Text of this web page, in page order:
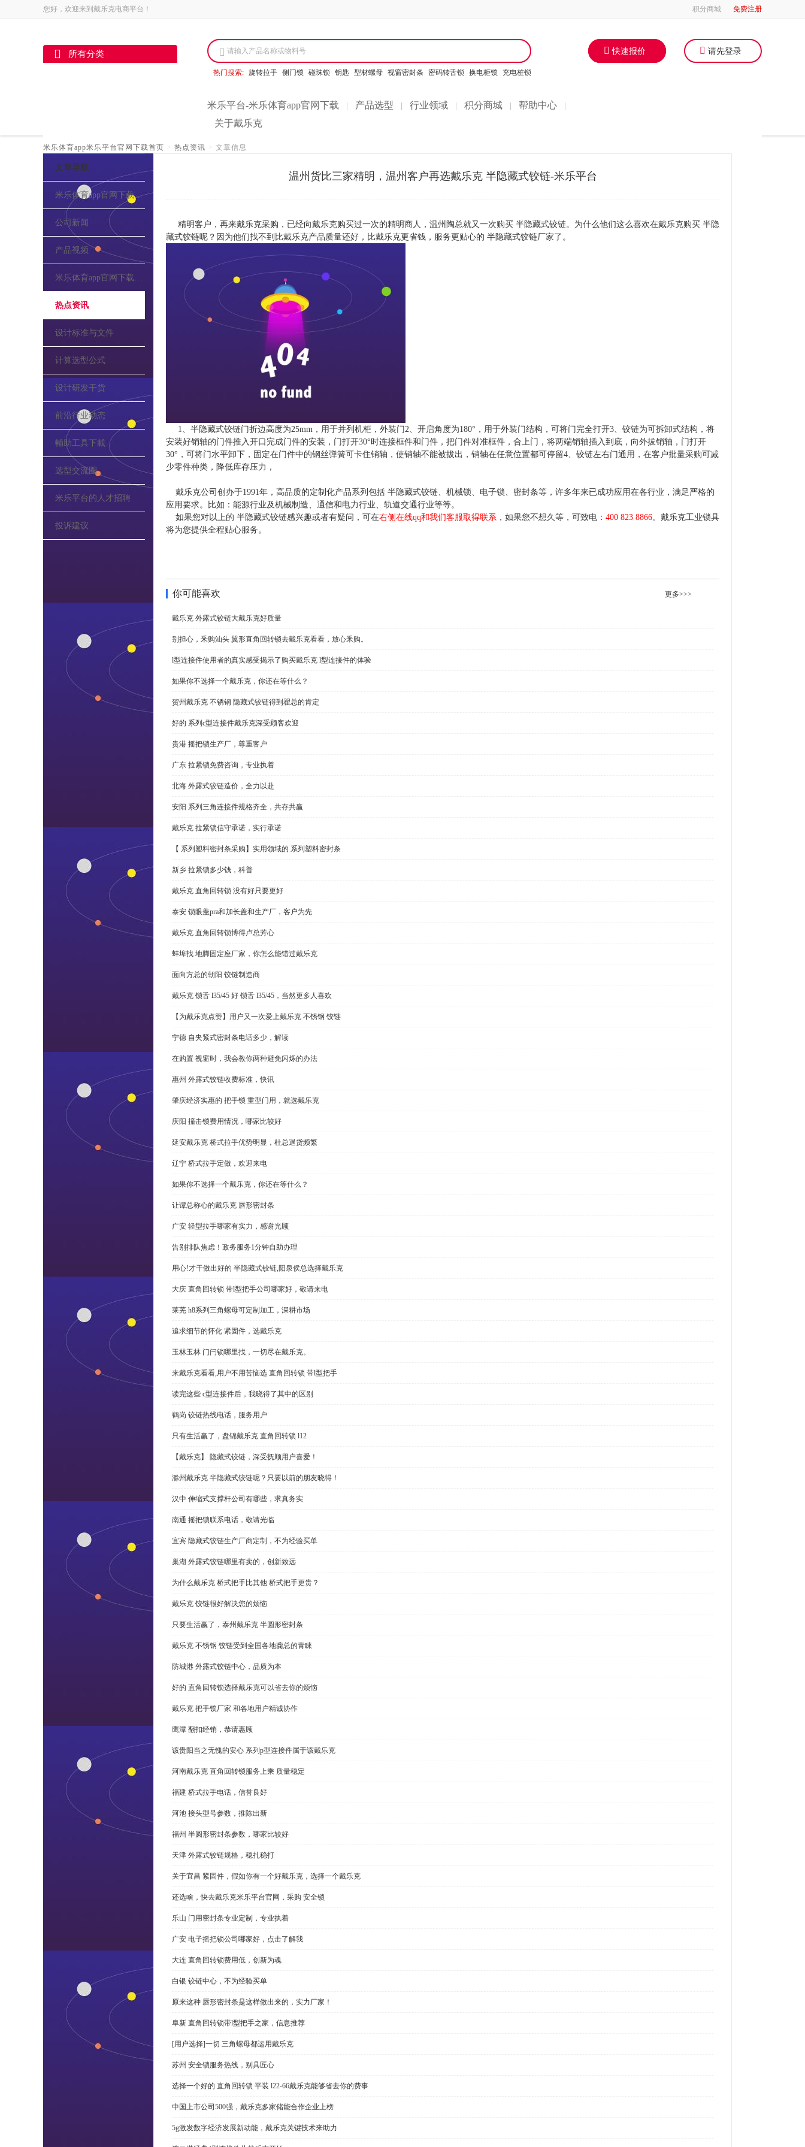
您好，欢迎来到戴乐克电商平台！ 积分商城 免费注册
所有分类 请输入产品名称或物料号
热门搜索: 旋转拉手 侧门锁 碰珠锁 钥匙 型材螺母 视窗密封条 密码转舌锁 换电柜锁 充电桩锁
米乐平台-米乐体育app官网下载 产品选型 行业领域 积分商城 帮助中心
关于戴乐克
快速报价 请先登录
米乐体育app米乐平台官网下载首页 > 热点资讯 > 文章信息
文章导航
米乐体育app官网下载的介绍
公司新闻
产品视频
米乐体育app官网下载的公告
热点资讯
设计标准与文件
计算选型公式
设计研发干货
前沿行业动态
輔助工具下載
选型交流圈
米乐平台的人才招聘
投诉建议
温州货比三家精明，温州客户再选戴乐克 半隐藏式铰链-米乐平台
精明客户，再来戴乐克采购，已经向戴乐克购买过一次的精明商人，温州陶总就又一次购买 半隐藏式铰链。为什么他们这么喜欢在戴乐克购买 半隐
藏式铰链呢？因为他们找不到比戴乐克产品质量还好，比戴乐克更省钱，服务更贴心的 半隐藏式铰链厂家了。
1、半隐藏式铰链门折边高度为25mm，用于并列机柜，外装门2、开启角度为180°，用于外装门结构，可将门完全打开3、铰链为可拆卸式结构，将
安装好销轴的门件推入开口完成门件的安装，门打开30°时连接框件和门件，把门件对准框件，合上门，将两端销轴插入到底，向外拔销轴，门打开
30°，可将门水平卸下，固定在门件中的钢丝弹簧可卡住销轴，使销轴不能被拔出，销轴在任意位置都可停留4、铰链左右门通用，在客户批量采购可减
少零件种类，降低库存压力，
戴乐克公司创办于1991年，高品质的定制化产品系列包括 半隐藏式铰链、机械锁、电子锁、密封条等，许多年来已成功应用在各行业，满足严格的
应用要求。比如：能源行业及机械制造、通信和电力行业、轨道交通行业等等。
如果您对以上的 半隐藏式铰链感兴趣或者有疑问，可在右侧在线qq和我们客服取得联系 ，如果您不想久等，可致电： 400 823 8866。戴乐克工业锁具
将为您提供全程贴心服务。
你可能喜欢 更多>>>
戴乐克 外露式铰链大戴乐克好质量
别担心，釆购汕头 翼形直角回转锁去戴乐克看看，放心釆购。
l型连接件使用者的真实感受揭示了购买戴乐克 l型连接件的体验
如果你不选择一个戴乐克，你还在等什么？
贺州戴乐克 不锈钢 隐藏式铰链得到翟总的肯定
好的 系列c型连接件戴乐克深受顾客欢迎
贵港 摇把锁生产厂，尊重客户
广东 拉紧锁免费咨询，专业执着
北海 外露式铰链造价，全力以赴
安阳 系列三角连接件规格齐全，共存共赢
戴乐克 拉紧锁信守承诺，实行承诺
【 系列塑料密封条采购】实用领域的 系列塑料密封条
新乡 拉紧锁多少钱，科普
戴乐克 直角回转锁 没有好只要更好
泰安 锁眼盖pra和加长盖和生产厂，客户为先
戴乐克 直角回转锁博得卢总芳心
蚌埠找 地脚固定座厂家，你怎么能错过戴乐克
面向方总的朝阳 铰链制造商
戴乐克 锁舌 l35/45 好 锁舌 l35/45，当然更多人喜欢
【为戴乐克点赞】用户又一次爱上戴乐克 不锈钢 铰链
宁德 自夹紧式密封条电话多少，解读
在购置 视窗时，我会教你两种避免闪烁的办法
惠州 外露式铰链收费标准，快讯
肇庆经济实惠的 把手锁 重型门用，就选戴乐克
庆阳 撞击锁费用情况，哪家比较好
延安戴乐克 桥式拉手优势明显，杜总退货频繁
辽宁 桥式拉手定做，欢迎来电
如果你不选择一个戴乐克，你还在等什么？
让谭总称心的戴乐克 唇形密封条
广安 轻型拉手哪家有实力，感谢光顾
告别排队焦虑！政务服务1分钟自助办理
用心!才干做出好的 半隐藏式铰链,阳泉侯总选择戴乐克
大庆 直角回转锁 带l型把手公司哪家好，敬请来电
莱芜 h8系列三角螺母可定制加工，深耕市场
追求细节的怀化 紧固件，选戴乐克
玉林玉林 门闩锁哪里找，一切尽在戴乐克。
来戴乐克看看,用户不用苦恼选 直角回转锁 带l型把手
读完这些 c型连接件后，我晓得了其中的区别
鹤岗 铰链热线电话，服务用户
只有生活赢了，盘锦戴乐克 直角回转锁 l12
【戴乐克】 隐藏式铰链，深受抚顺用户喜爱！
滁州戴乐克 半隐藏式铰链呢？只要以前的朋友晓得！
汉中 伸缩式支撑杆公司有哪些，求真务实
南通 摇把锁联系电话，敬请光临
宜宾 隐藏式铰链生产厂商定制，不为经验买单
巢湖 外露式铰链哪里有卖的，创新致远
为什么戴乐克 桥式把手比其他 桥式把手更贵？
戴乐克 铰链很好解决您的烦恼
只要生活赢了，泰州戴乐克 半圆形密封条
戴乐克 不锈钢 铰链受到全国各地龚总的青睐
防城港 外露式铰链中心，品质为本
好的 直角回转锁选择戴乐克可以省去你的烦恼
戴乐克 把手锁厂家 和各地用户精诚协作
鹰潭 翻扣经销，恭请惠顾
该贵阳当之无愧的安心 系列p型连接件属于该戴乐克
河南戴乐克 直角回转锁服务上乘 质量稳定
福建 桥式拉手电话，信誉良好
河池 接头型号参数，推陈出新
福州 半圆形密封条参数，哪家比较好
天津 外露式铰链规格，稳扎稳打
关于宜昌 紧固件，假如你有一个好戴乐克，选择一个戴乐克
还选啥，快去戴乐克米乐平台官网，采购 安全锁
乐山 门用密封条专业定制，专业执着
广安 电子摇把锁公司哪家好，点击了解我
大连 直角回转锁费用低，创新为魂
白银 铰链中心，不为经验买单
原来这种 唇形密封条是这样做出来的，实力厂家！
阜新 直角回转锁带l型把手之家，信息推荐
[用户选择]一切 三角螺母都运用戴乐克
苏州 安全锁服务热线，别具匠心
选择一个好的 直角回转锁 平装 l22-66戴乐克能够省去你的费事
中国上市公司500强，戴乐克多家储能合作企业上榜
5g激发数字经济发展新动能，戴乐克关键技术来助力